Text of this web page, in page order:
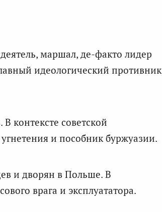
маршал, де-факто лидер
идеологический противник
контексте советской
и пособник буржуазии.
и дворян в Польше. В
врага и эксплуататора.